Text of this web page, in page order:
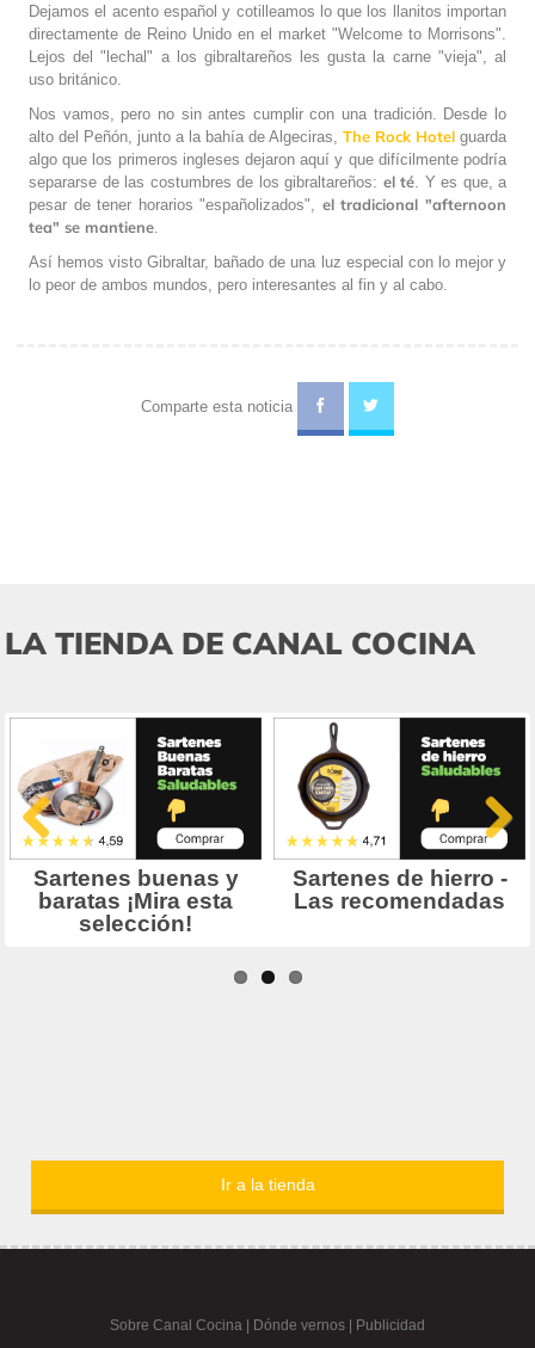
Dejamos el acento español y cotilleamos lo que los llanitos importan
directamente de Reino Unido en el market "Welcome to Morrisons".
Lejos del "lechal" a los gibraltareños les gusta la carne "vieja", al
uso británico.
Nos vamos, pero no sin antes cumplir con una tradición. Desde lo
alto del Peñón, junto a la bahía de Algeciras, The Rock Hotel guarda
algo que los primeros ingleses dejaron aquí y que difícilmente podría
separarse de las costumbres de los gibraltareños: el té . Y es que, a
pesar de tener horarios "españolizados", el tradicional "afternoon
tea" se mantiene
Así hemos visto Gibraltar, bañado de una luz especial con lo mejor y
lo peor de ambos mundos, pero interesantes al fin y al cabo.
Comparte esta noticia
LA TIENDA DE CANAL COCINA
Ir a la tienda
Sobre Canal Cocina Dónde vernos | Publicidad